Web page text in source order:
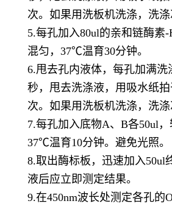
次。如果用洗板机洗涤，洗涤
5.每孔加入80ul的亲和链酶素-
混匀，37℃温育30分钟。
6.甩去孔内液体，每孔加满洗
秒，甩去洗涤液，用吸水纸
次。如果用洗板机洗涤，洗涤
7.每孔加入底物A、B各50ul，
37℃温育10分钟。避免光照。
8.取出酶标板，迅速加入50ul
液后应立即测定结果。
9.在450nm波长处测定各孔的